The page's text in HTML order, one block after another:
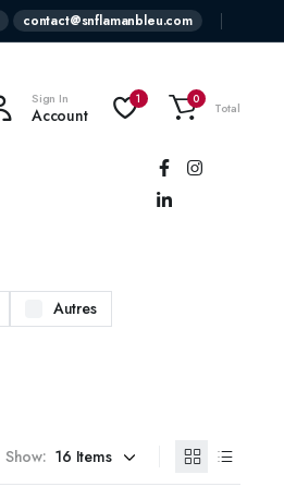
contact@snflamanbleu.com
Sign In
Account
1 0
Total
Autres
Show: